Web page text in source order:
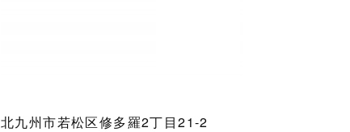
北九州市若松区修多羅2丁目21-2